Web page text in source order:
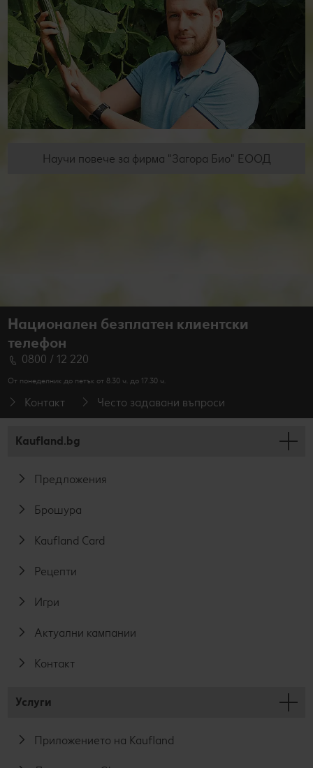
Научи повече за фирма "Загора Био" ЕООД
Национален безплатен клиентски
телефон
0800 / 12 220
От понеделник до петък от 8.30 ч. до 17.30 ч.
Контакт Често задавани въпроси
Kaufland.bg
Предложения
Брошура
Kaufland Card
Рецепти
Игри
Актуални кампании
Контакт
Услуги
Приложението на Kaufland